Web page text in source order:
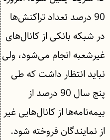
90 درصد تعداد تراکنش‌ها
در شبکه بانکی از کانال‌های
غیرشعبه انجام می‌شود، ولی
نباید انتظار داشت که طی
پنج سال 90 درصد از
بیمه‌نامه‌ها از کانال‌هایی غیر
از نمایندگان فروخته شود.